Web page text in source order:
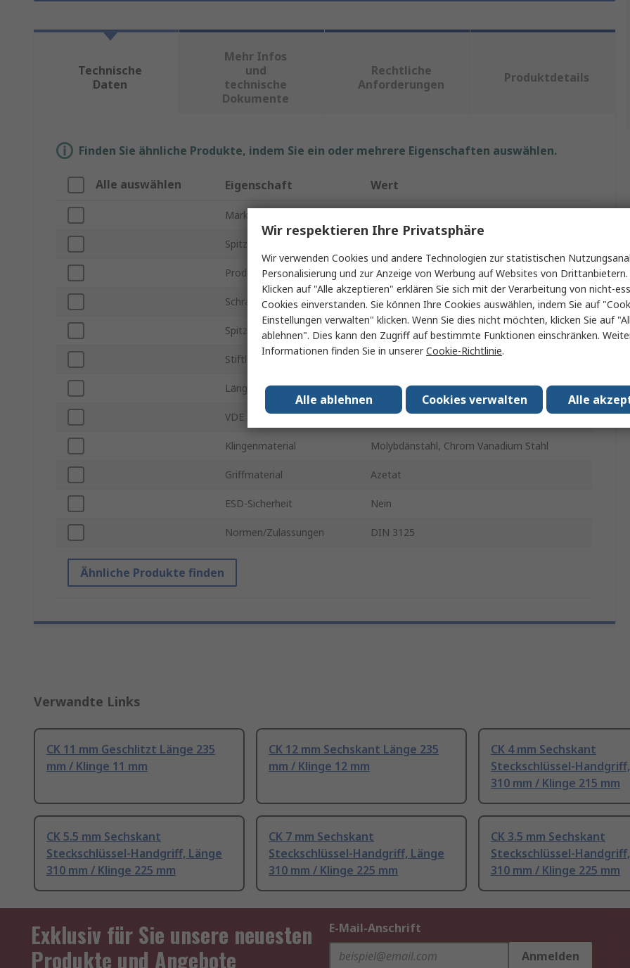
Technische
Daten
Mehr Infos
und
technische
Dokumente
Rechtliche
Anforderungen
Produktdetails
Finden Sie ähnliche Produkte, indem Sie ein oder mehrere Eigenschaften auswählen.
Alle auswählen Eigenschaft Wert
Marke
Spitzentyp
Produkt Typ Steckschlüssel-Handgriff
Schraubendreher Typ Steckschlüssel-Handgriff
Spitzengröße 13 mm
Stiftlänge
Länge 235mm
VDE 1000V zugelassen Nein
Klingenmaterial Molybdänstahl, Chrom Vanadium Stahl
Griffmaterial Azetat
ESD-Sicherheit Nein
Normen/Zulassungen DIN 3125
Ähnliche Produkte finden
Verwandte Links
CK 11 mm Geschlitzt Länge 235
mm / Klinge 11 mm
CK 12 mm Sechskant Länge 235
mm / Klinge 12 mm
CK 4 mm Sechskant
Steckschlüssel-
310 mm / Klinge 215 mm
CK 5.5 mm Sechskant
Steckschlüssel-Handgriff, Länge
310 mm / Klinge 225 mm
CK 7 mm Sechskant
Steckschlüssel-Handgriff, Länge
310 mm / Klinge 225 mm
CK 3.5 mm Sechskant
Steckschlüssel-
310 mm / Klinge 225 mm
Exklusiv für Sie unsere neuesten
Produkte und Angebote
E-Mail-Anschrift
Anmelden
Wir respektieren Ihre Privatsphäre
Wir verwenden Cookies und andere Technologien zur statistischen
Personalisierung und zur Anzeige von Werbung auf Websites von
Klicken auf "Alle akzeptieren" erklären Sie sich mit der Verarbeitung von nicht-
Cookies einverstanden. Sie können Ihre Cookies auswählen, indem Sie auf
Einstellungen verwalten" klicken. Wenn Sie dies nicht möchten, klicken Sie auf
ablehnen". Dies kann den Zugriff auf bestimmte Funktionen einschränken.
Informationen finden Sie in unsererCookie-Richtlinie.
Alle
Cookies verwalten
Alle ablehnen